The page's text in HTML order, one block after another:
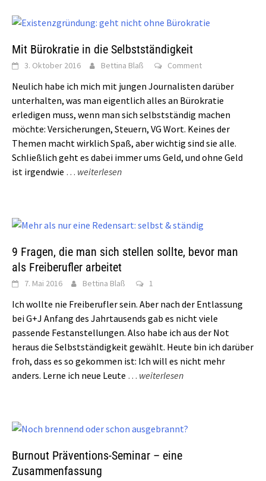
Mit Bürokratie in die Selbstständigkeit
3. Oktober 2016 Bettina Blaß Comment
Neulich habe ich mich mit jungen Journalisten darüber
unterhalten, was man eigentlich alles an Bürokratie
erledigen muss, wenn man sich selbstständig machen
möchte: Versicherungen, Steuern, VG Wort. Keines der
Themen macht wirklich Spaß, aber wichtig sind sie alle.
Schließlich geht es dabei immer ums Geld, und ohne Geld
ist irgendwie … weiterlesen
9 Fragen, die man sich stellen sollte, bevor man
als Freiberufler arbeitet
7. Mai 2016 Bettina Blaß 1
Ich wollte nie Freiberufler sein. Aber nach der Entlassung
bei G+J Anfang des Jahrtausends gab es nicht viele
passende Festanstellungen. Also habe ich aus der Not
heraus die Selbstständigkeit gewählt. Heute bin ich darüber
froh, dass es so gekommen ist: Ich will es nicht mehr
anders. Lerne ich neue Leute … weiterlesen
Burnout Präventions-Seminar – eine
Zusammenfassung